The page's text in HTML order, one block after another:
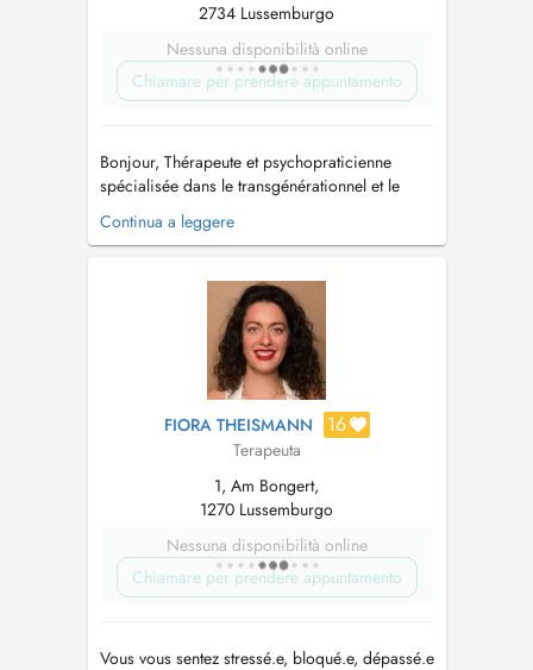
2734 Lussemburgo
Nessuna disponibilità online
Chiamare per prendere appuntamento
Bonjour, Thérapeute et psychopraticienne
spécialisée dans le transgénérationnel et le
psychotrauma chez l'adulte en présentiel et en
visio, je vous accompagne face à toute
psychocorporelle chronique. Motifs: physiques
(notamment ORL/digestif/cutané), psychiqu...
Continua a leggere
FIORA THEISMANN 16
Terapeuta
1, Am Bongert,
1270 Lussemburgo
Nessuna disponibilità online
Chiamare per prendere appuntamento
Vous vous sentez stressé.e, bloqué.e, dépassé.e